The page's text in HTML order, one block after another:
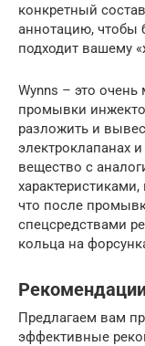
конкретный
аннотацию, чтобы
подходит вашему
Wynns – это
промывки
разложить и
электроклапанах
вещество с
что после
спецсредствами
кольца на
Предлагаем вам
эффективные